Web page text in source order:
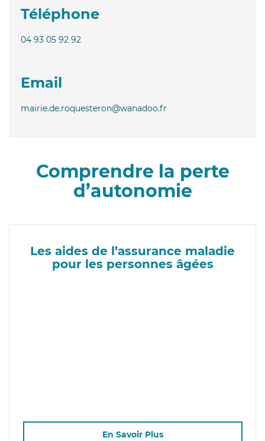
Téléphone
04 93 05 92 92
Email
mairie.de.roquesteron@wanadoo.fr
Comprendre la perte
d’autonomie
Les aides de l’assurance maladie
pour les personnes âgées
En Savoir Plus